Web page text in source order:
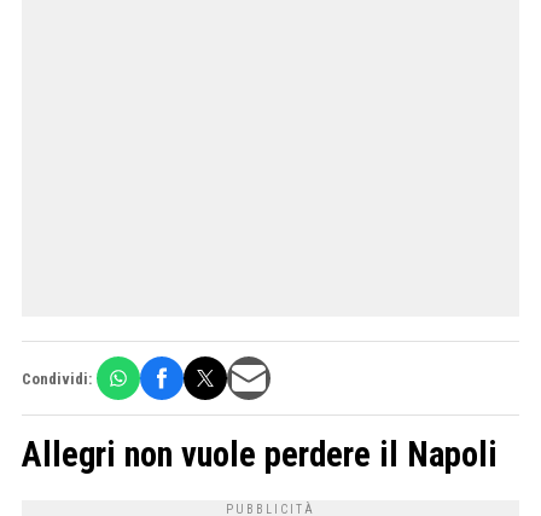
Condividi:
Allegri non vuole perdere il Napoli